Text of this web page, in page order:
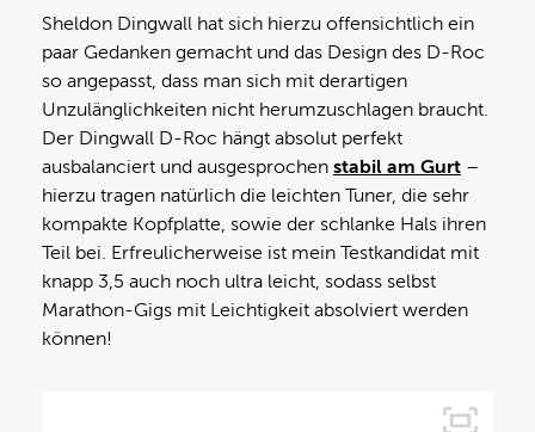
Sheldon Dingwall hat sich hierzu offensichtlich ein
paar Gedanken gemacht und das Design des D-Roc
so angepasst, dass man sich mit derartigen
Unzulänglichkeiten nicht herumzuschlagen braucht.
Der Dingwall D-Roc hängt absolut perfekt
ausbalanciert und ausgesprochen stabil am Gurt –
hierzu tragen natürlich die leichten Tuner, die sehr
kompakte Kopfplatte, sowie der schlanke Hals ihren
Teil bei. Erfreulicherweise ist mein Testkandidat mit
knapp 3,5 auch noch ultra leicht, sodass selbst
Marathon-Gigs mit Leichtigkeit absolviert werden
können!